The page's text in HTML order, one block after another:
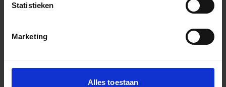
Statistieken
Marketing
Alles toestaan
Minimaal diafragma
Afmetingen (diameter x lengte)
L-Mount